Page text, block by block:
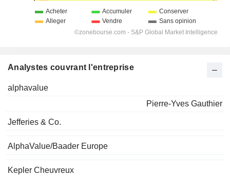
Analystes couvrant l'entreprise
alphavalue
Pierre-Yves Gauthier
Jefferies & Co.
AlphaValue/Baader Europe
Kepler Cheuvreux